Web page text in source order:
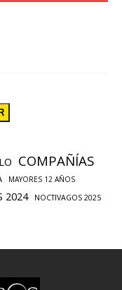
COMPAÑÍAS
MAYORES 12 AÑOS
2024 NOCTIVAGOS 2025